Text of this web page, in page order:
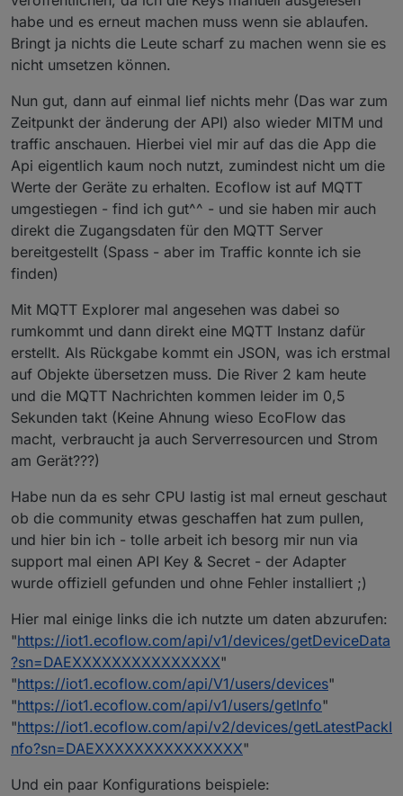
habe und es erneut machen muss wenn sie ablaufen.
Bringt ja nichts die Leute scharf zu machen wenn sie es
nicht umsetzen können.
Nun gut, dann auf einmal lief nichts mehr (Das war zum
Zeitpunkt der änderung der API) also wieder MITM und
traffic anschauen. Hierbei viel mir auf das die App die
Api eigentlich kaum noch nutzt, zumindest nicht um die
Werte der Geräte zu erhalten. Ecoflow ist auf MQTT
umgestiegen - find ich gut^^ - und sie haben mir auch
direkt die Zugangsdaten für den MQTT Server
bereitgestellt (Spass - aber im Traffic konnte ich sie
finden)
Mit MQTT Explorer mal angesehen was dabei so
rumkommt und dann direkt eine MQTT Instanz dafür
erstellt. Als Rückgabe kommt ein JSON, was ich erstmal
auf Objekte übersetzen muss. Die River 2 kam heute
und die MQTT Nachrichten kommen leider im 0,5
Sekunden takt (Keine Ahnung wieso EcoFlow das
macht, verbraucht ja auch Serverresourcen und Strom
am Gerät???)
Habe nun da es sehr CPU lastig ist mal erneut geschaut
ob die community etwas geschaffen hat zum pullen,
und hier bin ich - tolle arbeit ich besorg mir nun via
support mal einen API Key & Secret - der Adapter
wurde offiziell gefunden und ohne Fehler installiert ;)
Hier mal einige links die ich nutzte um daten abzurufen:
"https://iot1.ecoflow.com/api/v1/devices/getDeviceData
?sn=DAEXXXXXXXXXXXXXXX"
"https://iot1.ecoflow.com/api/V1/users/devices"
"https://iot1.ecoflow.com/api/v1/users/getInfo"
"https://iot1.ecoflow.com/api/v2/devices/getLatestPackI
nfo?sn=DAEXXXXXXXXXXXXXXX"
Und ein paar Konfigurations beispiele: